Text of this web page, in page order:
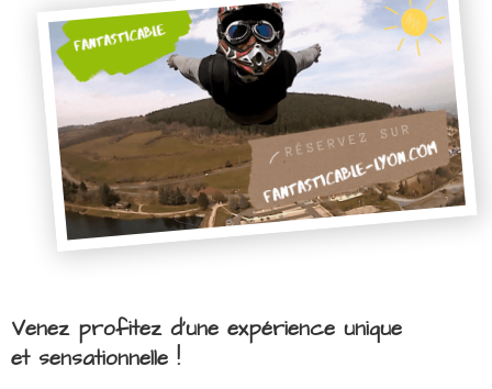
Venez profitez d'une expérience unique
et sensationnelle !